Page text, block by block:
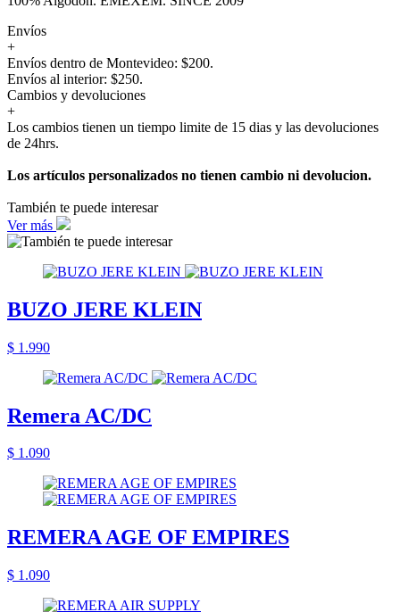
Envíos
+
Envíos dentro de Montevideo: $200.
Envíos al interior: $250.
Cambios y devoluciones
+
Los cambios tienen un tiempo limite de 15 dias y las devoluciones
de 24hrs.
Los artículos personalizados no tienen cambio ni devolucion.
También te puede interesar
Ver más
BUZO JERE KLEIN
$ 1.990
Remera AC/DC
$ 1.090
REMERA AGE OF EMPIRES
$ 1.090